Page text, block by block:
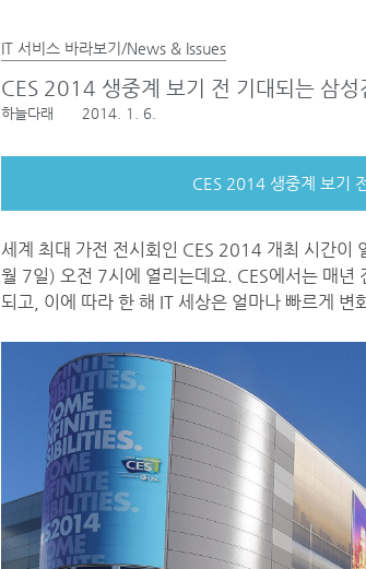
IT 서비스 바라보기/News & Issues
CES 2014 생중계 보기 전 기대되는 삼성
하늘다래 2014. 1. 6.
CES 2014 생중계 보기
세계 최대 가전 전시회인 CES 2014 개최 시간이
월 7일) 오전 7시에 열리는데요. CES에서는 매년
되고, 이에 따라 한 해 IT 세상은 얼마나 빠르게